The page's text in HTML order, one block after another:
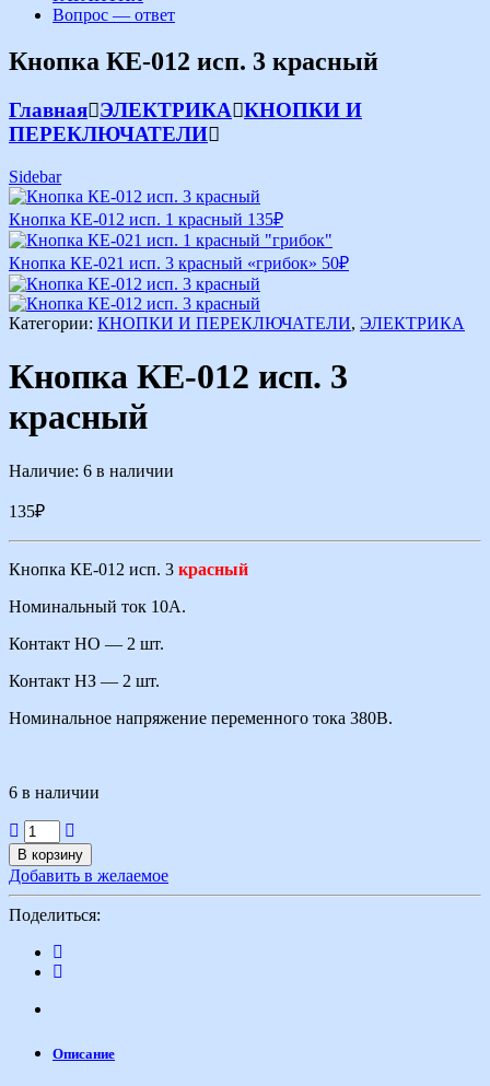
Вопрос — ответ
Кнопка КЕ-012 исп. 3 красный
Главная ЭЛЕКТРИКА КНОПКИ И
ПЕРЕКЛЮЧАТЕЛИ
Sidebar
Кнопка КЕ-012 исп. 1 красный 135₽
Кнопка КЕ-021 исп. 3 красный «грибок» 50₽
Категории: КНОПКИ И ПЕРЕКЛЮЧАТЕЛИ, ЭЛЕКТРИКА
Кнопка КЕ-012 исп. 3
красный
Наличие: 6 в наличии
135₽
Кнопка КЕ-012 исп. 3 красный
Номинальный ток 10А.
Контакт НО — 2 шт.
Контакт НЗ — 2 шт.
Номинальное напряжение переменного тока 380В.
6 в наличии
В корзину
Добавить в желаемое
Поделиться:
Описание